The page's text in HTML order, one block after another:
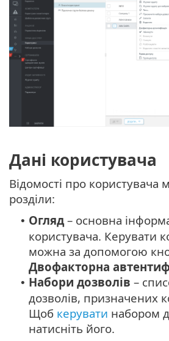
Дані користувача
Відомості про користувача
розділи:
• Огляд – основна
користувача. Керувати
можна за допомогою
Двофакторна
• Набори дозволів –
дозволів, призначених
Щоб керувати набором
натисніть його.